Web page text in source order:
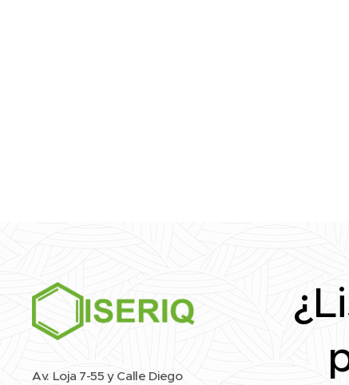
Av. Loja 7-55 y Calle Diego